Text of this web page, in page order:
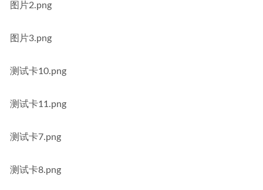
图片2.png
图片3.png
测试卡10.png
测试卡11.png
测试卡7.png
测试卡8.png